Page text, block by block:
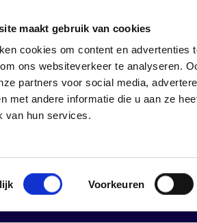
maakt gebruik van cookies
cookies om content en
ons websiteverkeer te analyseren.
partners voor social media,
met andere informatie die u aan ze
van hun services.
Voorkeuren
Home
We would be